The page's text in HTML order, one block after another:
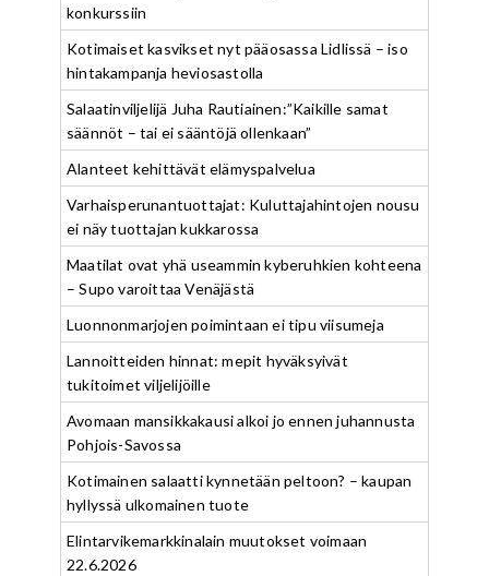
konkurssiin
Kotimaiset kasvikset nyt pääosassa Lidlissä – iso
hintakampanja heviosastolla
Salaatinviljelijä Juha Rautiainen:”Kaikille samat
säännöt – tai ei sääntöjä ollenkaan”
Alanteet kehittävät elämyspalvelua
Varhaisperunantuottajat: Kuluttajahintojen nousu
ei näy tuottajan kukkarossa
Maatilat ovat yhä useammin kyberuhkien kohteena
– Supo varoittaa Venäjästä
Luonnonmarjojen poimintaan ei tipu viisumeja
Lannoitteiden hinnat: mepit hyväksyivät
tukitoimet viljelijöille
Avomaan mansikkakausi alkoi jo ennen juhannusta
Pohjois-Savossa
Kotimainen salaatti kynnetään peltoon? – kaupan
hyllyssä ulkomainen tuote
Elintarvikemarkkinalain muutokset voimaan
22.6.2026